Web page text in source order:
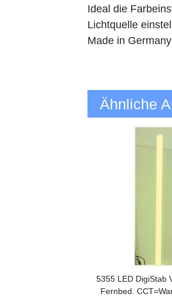
Ideal die
Lichtquelle
Made in
Ähnliche
5355 LED DigiStab
Fernbed.